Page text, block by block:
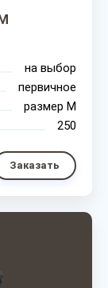
на выбор
первичное
размер М
250
Заказать